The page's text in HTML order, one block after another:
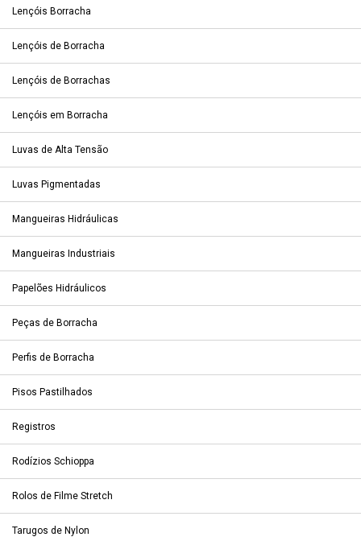
Lençóis Borracha
Lençóis de Borracha
Lençóis de Borrachas
Lençóis em Borracha
Luvas de Alta Tensão
Luvas Pigmentadas
Mangueiras Hidráulicas
Mangueiras Industriais
Papelões Hidráulicos
Peças de Borracha
Perfis de Borracha
Pisos Pastilhados
Registros
Rodízios Schioppa
Rolos de Filme Stretch
Tarugos de Nylon